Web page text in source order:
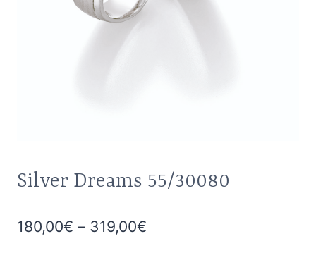
Silver Dreams 55/30080
180,00€ – 319,00€